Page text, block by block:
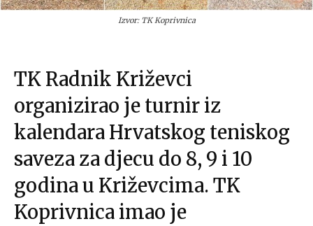
Izvor: TK Koprivnica
TK Radnik Križevci
organizirao je turnir iz
kalendara Hrvatskog teniskog
saveza za djecu do 8, 9 i 10
godina u Križevcima. TK
Koprivnica imao je